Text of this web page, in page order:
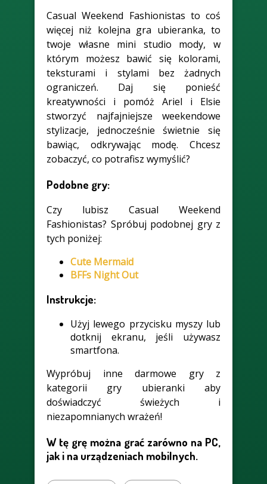
Casual Weekend Fashionistas to coś
więcej niż kolejna gra ubieranka, to
twoje własne mini studio mody, w
którym możesz bawić się kolorami,
teksturami i stylami bez żadnych
ograniczeń. Daj się ponieść
kreatywności i pomóż Ariel i Elsie
stworzyć najfajniejsze weekendowe
stylizacje, jednocześnie świetnie się
bawiąc, odkrywając modę. Chcesz
zobaczyć, co potrafisz wymyślić?
Podobne gry:
Czy lubisz Casual Weekend
Fashionistas? Spróbuj podobnej gry z
tych poniżej:
Cute Mermaid
BFFs Night Out
Instrukcje:
Użyj lewego przycisku myszy lub
dotknij ekranu, jeśli używasz
smartfona.
Wypróbuj inne darmowe gry z
kategorii gry ubieranki aby
doświadczyć świeżych i
niezapomnianych wrażeń!
W tę grę można grać zarówno na PC,
jak i na urządzeniach mobilnych.